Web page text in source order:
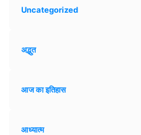
Uncategorized
अद्भुत
आज का इतिहास
आध्यात्म